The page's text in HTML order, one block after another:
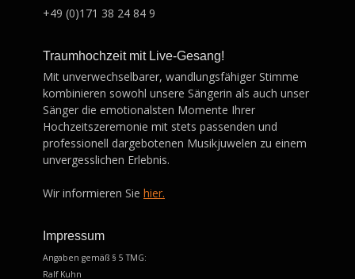
+49 (0)171 38 24 84 9
Traumhochzeit mit Live-Gesang!
Mit unverwechselbarer, wandlungsfähiger Stimme
kombinieren sowohl unsere Sängerin als auch unser
Sänger die emotionalsten Momente Ihrer
Hochzeitszeremonie mit stets passenden und
professionell dargebotenen Musikjuwelen zu einem
unvergesslichen Erlebnis.
Wir informieren Sie hier.
Impressum
Angaben gemäß § 5 TMG:
Ralf Kuhn